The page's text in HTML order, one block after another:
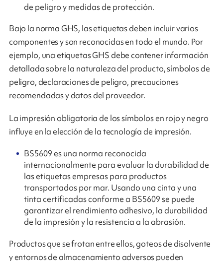
de peligro y medidas de protección.
Bajo la norma GHS, las etiquetas deben incluir varios
componentes y son reconocidas en todo el mundo. Por
ejemplo, una etiquetas GHS debe contener información
detallada sobre la naturaleza del producto, símbolos de
peligro, declaraciones de peligro, precauciones
recomendadas y datos del proveedor.
La impresión obligatoria de los símbolos en rojo y negro
influye en la elección de la tecnología de impresión.
BS5609 es una norma reconocida
internacionalmente para evaluar la durabilidad de
las etiquetas empresas para productos
transportados por mar. Usando una cinta y una
tinta certificadas conforme a BS5609 se puede
garantizar el rendimiento adhesivo, la durabilidad
de la impresión y la resistencia a la abrasión.
Productos que se frotan entre ellos, goteos de disolvente
y entornos de almacenamiento adversos pueden